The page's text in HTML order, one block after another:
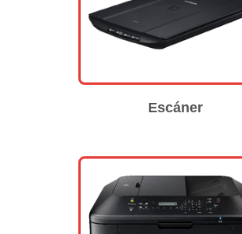
Escáner